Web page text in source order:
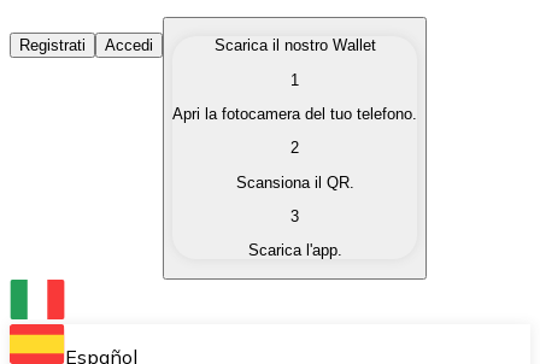
Acquista Criptovalute
Acquista le criptovalute che ti interessano in modo
Converti le tue criptovalute in valuta fiat quando ne
Scambia una criptovaluta con un'altra
Conserva le tue cripto in un Wallet self-custodial.
Registrati Accedi
Scarica il nostro Wallet
1
Apri la fotocamera del tuo telefono.
2
Scansiona il QR.
3
Scarica l'app.
Español